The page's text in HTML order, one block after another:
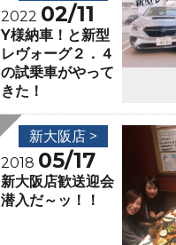
2022 02/11
Y様納車！と新型
レヴォーグ２．４
の試乗車がやって
きた！
新大阪店 >
2018 05/17
新大阪店歓送迎会
潜入だ～ッ！！